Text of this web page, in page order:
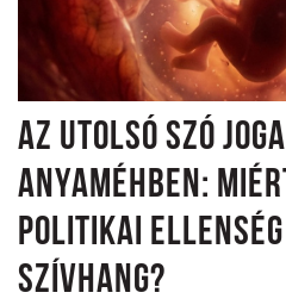
AZ UTOLSÓ SZÓ
ANYAMÉHBEN:
POLITIKAI
SZÍVHANG?